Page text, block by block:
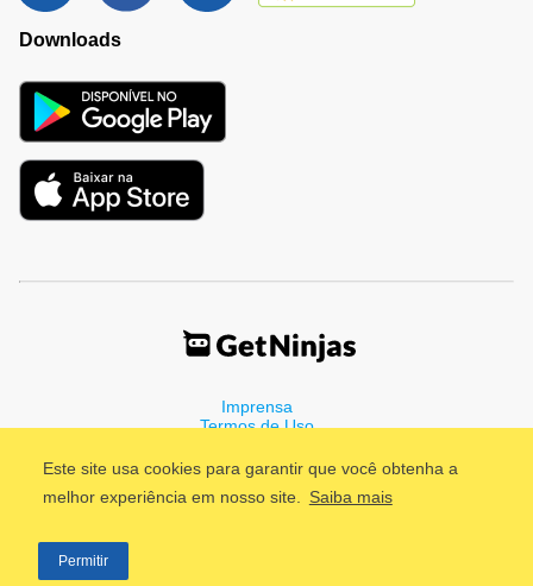
Este site usa cookies para garantir que você obtenha a
melhor experiência em nosso site. Saiba mais
Permitir
Downloads
Imprensa
Termos de Uso
©2011 - 2026, GetNinjas LTDA. CNPJ 55.744.877/0001-89 - Rua
Dr. Fernandes Coelho, 85 - 3º andar - São Paulo/SP - Brasil